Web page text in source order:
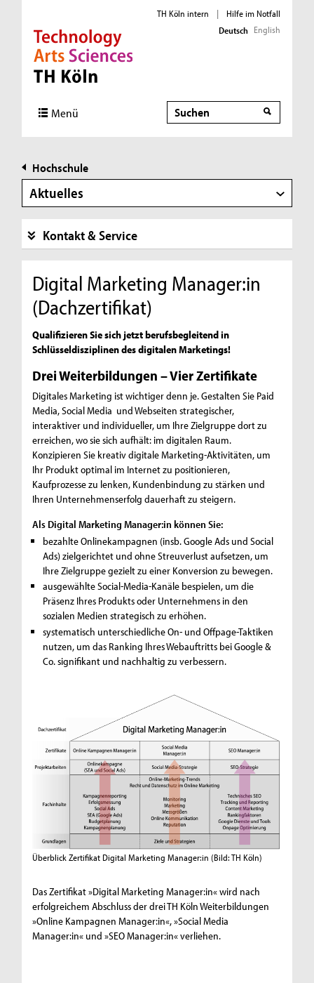
Direkt zur Hauptnavigation
Direkt zur Subnavigation
Direkt zum Inhalt
Direkt zum Fußbereich
TH Köln intern |
Hilfe im Notfall
Deutsch English
Menü Suche
Hochschule
Aktuelles
Kontakt & Service
Digital Marketing Manager:in
(Dachzertifikat)
Qualifizieren Sie sich jetzt berufsbegleitend in
Schlüsseldisziplinen des digitalen Marketings!
Drei Weiterbildungen – Vier Zertifikate
Digitales Marketing ist wichtiger denn je. Gestalten Sie Paid
Media, Social Media und Webseiten strategischer,
interaktiver und individueller, um Ihre Zielgruppe dort zu
erreichen, wo sie sich aufhält: im digitalen Raum.
Konzipieren Sie kreativ digitale Marketing-Aktivitäten, um
Ihr Produkt optimal im Internet zu positionieren,
Kaufprozesse zu lenken, Kundenbindung zu stärken und
Ihren Unternehmenserfolg dauerhaft zu steigern.
Als Digital Marketing Manager:in können Sie:
bezahlte Onlinekampagnen (insb. Google Ads und Social
Ads) zielgerichtet und ohne Streuverlust aufsetzen, um
Ihre Zielgruppe gezielt zu einer Konversion zu bewegen.
ausgewählte Social-Media-Kanäle bespielen, um die
Präsenz Ihres Produkts oder Unternehmens in den
sozialen Medien strategisch zu erhöhen.
systematisch unterschiedliche On- und Offpage-Taktiken
nutzen, um das Ranking Ihres Webauftritts bei Google &
Co. signifikant und nachhaltig zu verbessern.
Überblick Zertifikat Digital Marketing Manager:in (Bild: TH Köln)
Das Zertifikat »Digital Marketing Manager:in« wird nach
erfolgreichem Abschluss der drei TH Köln Weiterbildungen
»Online Kampagnen Manager:in«, »Social Media
Manager:in« und »SEO Manager:in« verliehen.